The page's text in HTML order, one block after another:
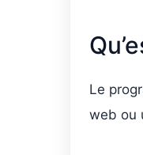
Le
web ou